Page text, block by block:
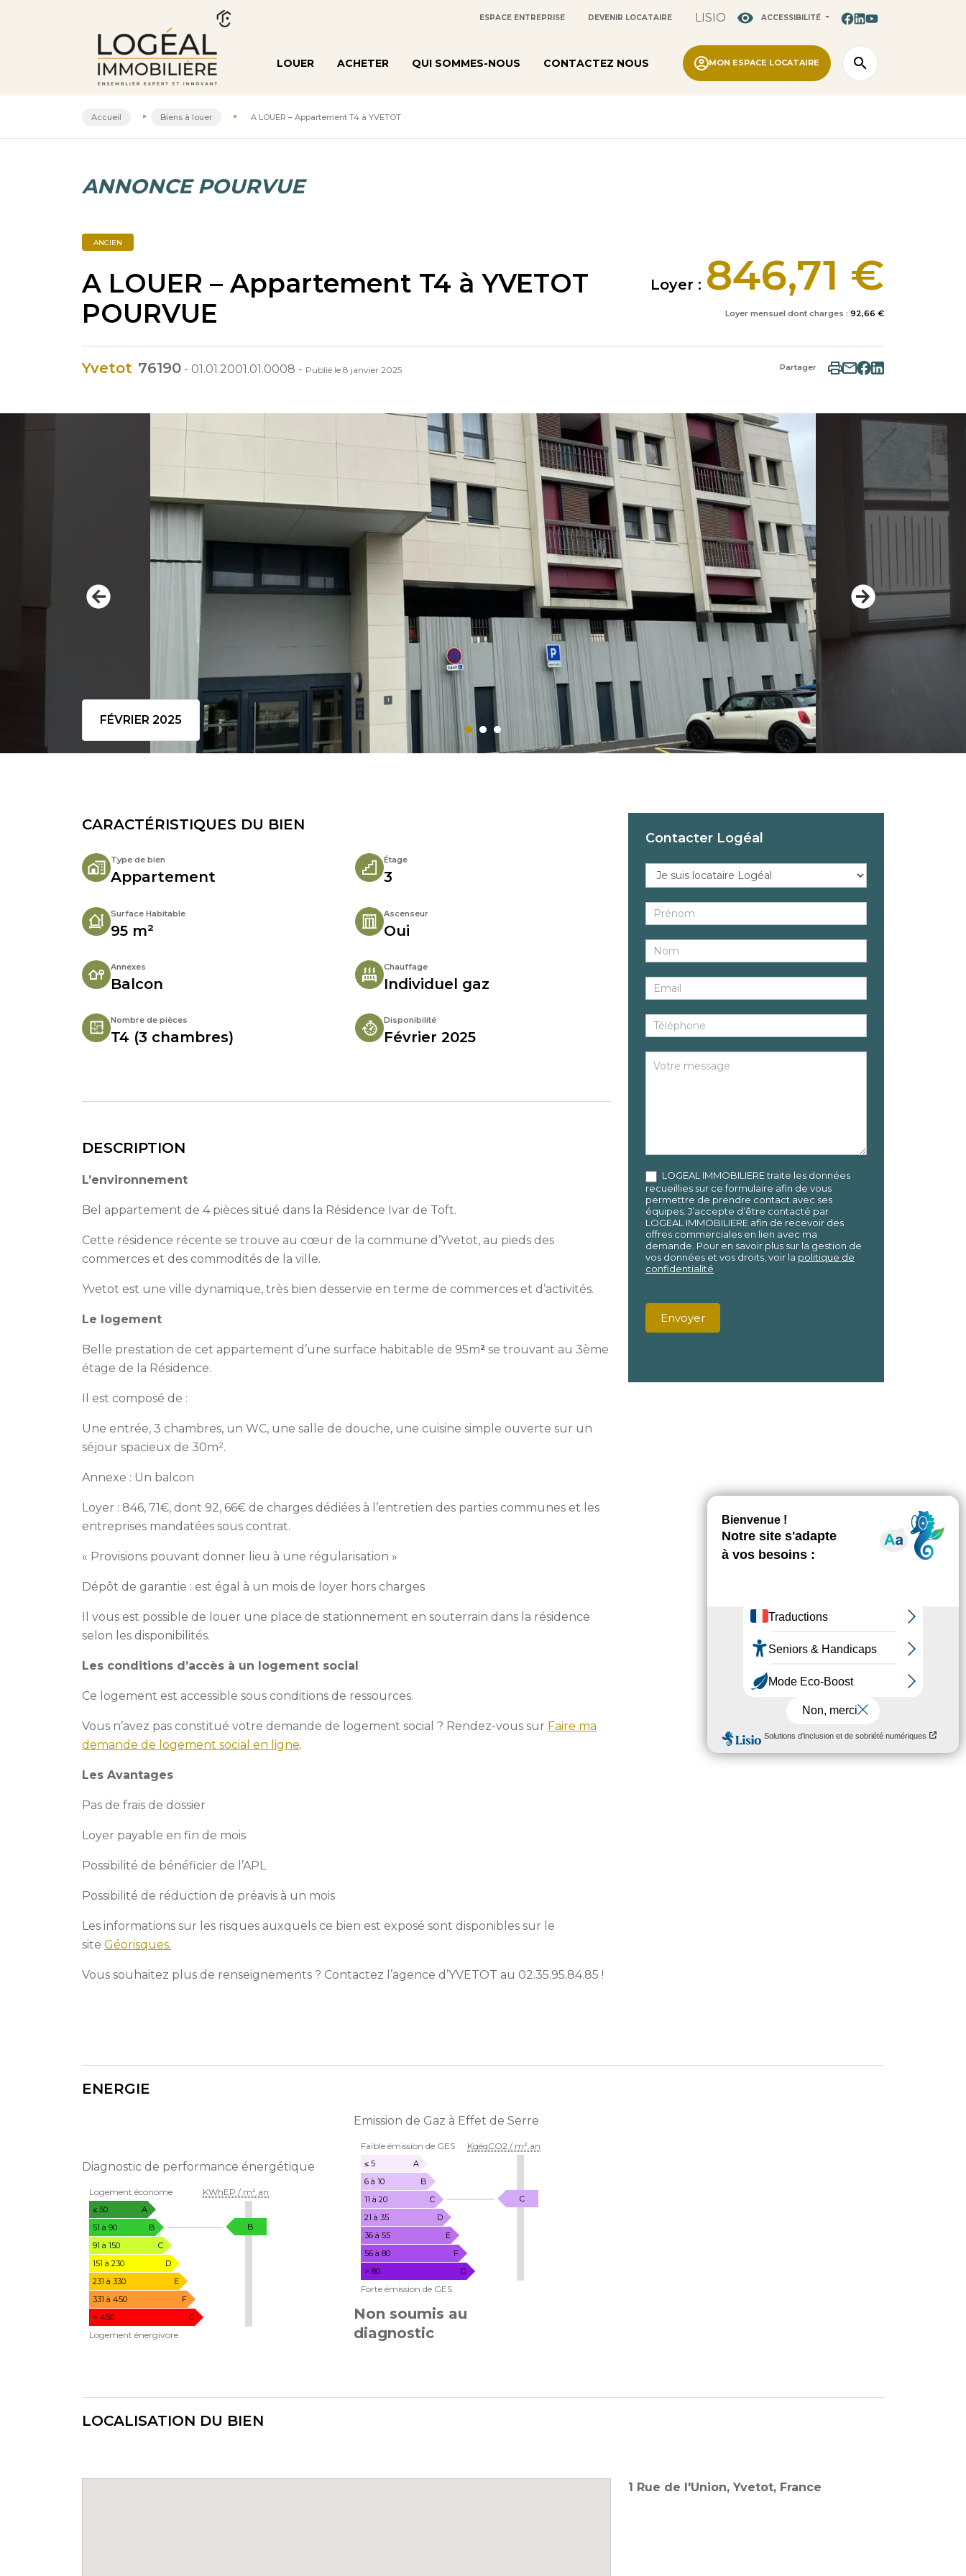
ESPACE ENTREPRISE DEVENIR LOCATAIRE LISIO ACCESSIBILITÉ
LOUER ACHETER QUI SOMMES-NOUS CONTACTEZ NOUS MON ESPACE LOCATAIRE
Accueil Biens à louer A LOUER – Appartement T4 à YVETOT
ANNONCE POURVUE
ANCIEN
A LOUER – Appartement T4 à YVETOT
POURVUE
Loyer : 846,71 €
Loyer mensuel dont charges : 92,66 €
Yvetot 76190 - 01.01.2001.01.0008 - Publié le 8 janvier 2025 Partager
FÉVRIER 2025
CARACTÉRISTIQUES DU BIEN
Type de bien
Appartement
Étage
3
Surface Habitable
95 m²
Ascenseur
Oui
Annexes
Balcon
Chauffage
Individuel gaz
Nombre de pièces
T4 (3 chambres)
Disponibilité
Février 2025
DESCRIPTION
L’environnement
Bel appartement de 4 pièces situé dans la Résidence Ivar de Toft.
Cette résidence récente se trouve au cœur de la commune d’Yvetot, au pieds des
commerces et des commodités de la ville.
Yvetot est une ville dynamique, très bien desservie en terme de commerces et d’activités.
Le logement
Belle prestation de cet appartement d’une surface habitable de 95m² se trouvant au 3ème
étage de la Résidence.
Il est composé de :
Une entrée, 3 chambres, un WC, une salle de douche, une cuisine simple ouverte sur un
séjour spacieux de 30m².
Annexe : Un balcon
Loyer : 846, 71€, dont 92, 66€ de charges dédiées à l’entretien des parties communes et les
entreprises mandatées sous contrat.
« Provisions pouvant donner lieu à une régularisation »
Dépôt de garantie : est égal à un mois de loyer hors charges
Il vous est possible de louer une place de stationnement en souterrain dans la résidence
selon les disponibilités.
Les conditions d’accès à un logement social
Ce logement est accessible sous conditions de ressources.
Vous n’avez pas constitué votre demande de logement social ? Rendez-vous sur Faire ma
demande de logement social en ligne.
Les Avantages
Pas de frais de dossier
Loyer payable en fin de mois
Possibilité de bénéficier de l’APL
Possibilité de réduction de préavis à un mois
Les informations sur les risques auxquels ce bien est exposé sont disponibles sur le
site Géorisques.
Vous souhaitez plus de renseignements ? Contactez l’agence d’YVETOT au 02.35.95.84.85 !
Contacter Logéal
Réponse
au
bien
LOGEAL IMMOBILIERE traite les données
recueillies sur ce formulaire afin de vous
permettre de prendre contact avec ses
équipes. J’accepte d’être contacté par
LOGEAL IMMOBILIERE afin de recevoir des
offres commerciales en lien avec ma
demande. Pour en savoir plus sur la gestion de
vos données et vos droits, voir la politique de
confidentialité
Envoyer
ENERGIE
Diagnostic de performance énergétique
DE
PERFORMANCE
ÉNERGÉTIQUE
Logement économe KWhEP / m².an
≤ 50
A
51 à 90
B
91 à 150
C
151 à 230
D
231 à 330
E
331 à 450
F
> 450
G
B
Logement énergivore
Emission de Gaz à Effet de Serre
DE
GAZ
EFFET
DE
SERRE
Faible émission de GES KgéqCO2 / m².an
≤ 5
A
6 à 10
B
11 à 20
C
21 à 35
D
36 à 55
E
56 à 80
F
> 80
G
CKgéqCO2
Forte émission de GES
Non soumis au
diagnostic
LOCALISATION DU BIEN
1 Rue de l'Union, Yvetot, France